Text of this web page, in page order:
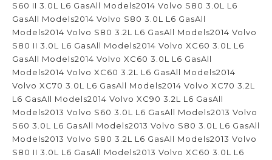
S60 II 3.0L L6 GasAll Models2014 Volvo S80 3.0L L6
GasAll Models2014 Volvo S80 3.0L L6 GasAll
Models2014 Volvo S80 3.2L L6 GasAll Models2014 Volvo
S80 II 3.0L L6 GasAll Models2014 Volvo XC60 3.0L L6
GasAll Models2014 Volvo XC60 3.0L L6 GasAll
Models2014 Volvo XC60 3.2L L6 GasAll Models2014
Volvo XC70 3.0L L6 GasAll Models2014 Volvo XC70 3.2L
L6 GasAll Models2014 Volvo XC90 3.2L L6 GasAll
Models2013 Volvo S60 3.0L L6 GasAll Models2013 Volvo
S60 3.0L L6 GasAll Models2013 Volvo S80 3.0L L6 GasAll
Models2013 Volvo S80 3.2L L6 GasAll Models2013 Volvo
S80 II 3.0L L6 GasAll Models2013 Volvo XC60 3.0L L6